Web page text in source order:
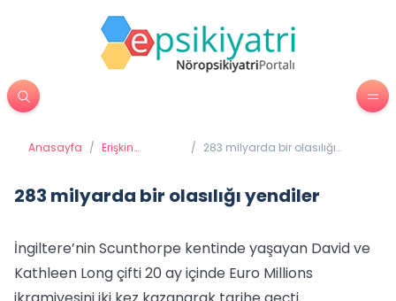
Anasayfa / Erişkin
/ 283 milyarda bir olasılığı
283 milyarda bir olasılığı yendiler
İngiltere’nin Scunthorpe kentinde yaşayan David ve
Kathleen Long çifti 20 ay içinde Euro Millions